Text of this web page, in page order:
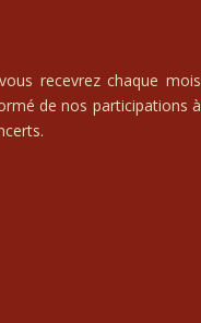
recevrez chaque mois
de nos participations à